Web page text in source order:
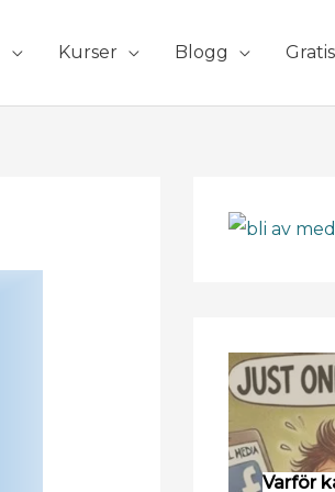
Kurser Blogg Gratis
Varför